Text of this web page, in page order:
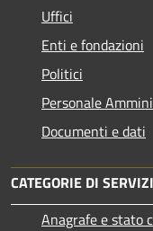
Uffici
Enti e fondazioni
Politici
Personale
Documenti e dati
CATEGORIE DI
Anagrafe e stato